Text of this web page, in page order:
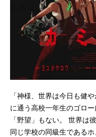
「神様、世界は今日も健
に通う高校一年生のゴロ
「野望」もない。 世界は
同じ学校の同級生である